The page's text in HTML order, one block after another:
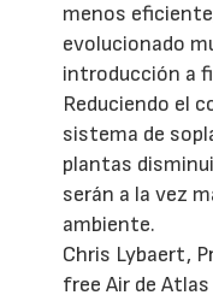
menos
evolucionado
introducción a
Reduciendo el
sistema de
plantas
serán a la vez
ambiente.
Chris Lybaert,
free Air de Atlas